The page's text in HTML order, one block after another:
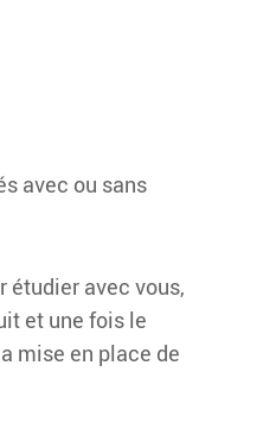
avec ou sans
étudier avec vous,
et une fois le
mise en place de